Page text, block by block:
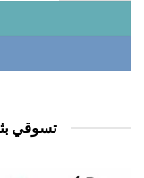
تسوقي بثقة